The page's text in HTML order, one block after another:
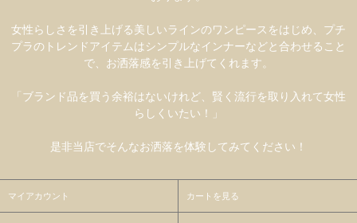
女性らしさを引き上げる美しいラインのワンピースをはじめ、プチ
プラのトレンドアイテムはシンプルなインナーなどと合わせること
で、お洒落感を引き上げてくれます。
「ブランド品を買う余裕はないけれど、賢く流行を取り入れて女性
らしくいたい！」
是非当店でそんなお洒落を体験してみてください！
マイアカウント カートを見る